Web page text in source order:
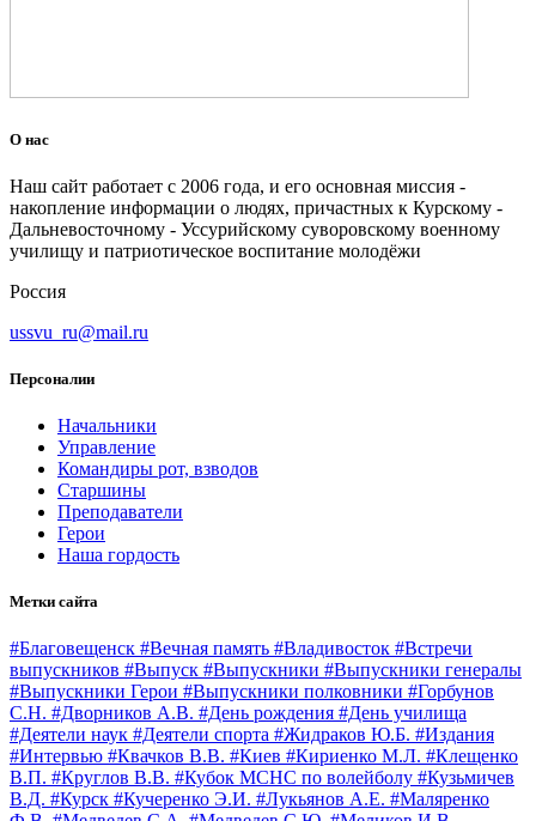
О нас
Наш сайт работает с 2006 года, и его основная миссия -
накопление информации о людях, причастных к Курскому -
Дальневосточному - Уссурийскому суворовскому военному
училищу и патриотическое воспитание молодёжи
Россия
ussvu_ru@mail.ru
Персоналии
Начальники
Управление
Командиры рот, взводов
Старшины
Преподаватели
Герои
Наша гордость
Метки сайта
#Благовещенск #Вечная память #Владивосток #Встречи
выпускников #Выпуск #Выпускники #Выпускники генералы
#Выпускники Герои #Выпускники полковники #Горбунов
С.Н. #Дворников А.В. #День рождения #День училища
#Деятели наук #Деятели спорта #Жидраков Ю.Б. #Издания
#Интервью #Квачков В.В. #Киев #Кириенко М.Л. #Клещенко
В.П. #Круглов В.В. #Кубок МСНС по волейболу #Кузьмичев
В.Д. #Курск #Кучеренко Э.И. #Лукьянов А.Е. #Маляренко